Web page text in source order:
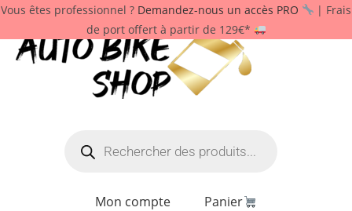
Vous êtes professionnel ? Demandez-nous un accès PRO
| Frais
de port offert à partir de 129€*
Mon compte Panier